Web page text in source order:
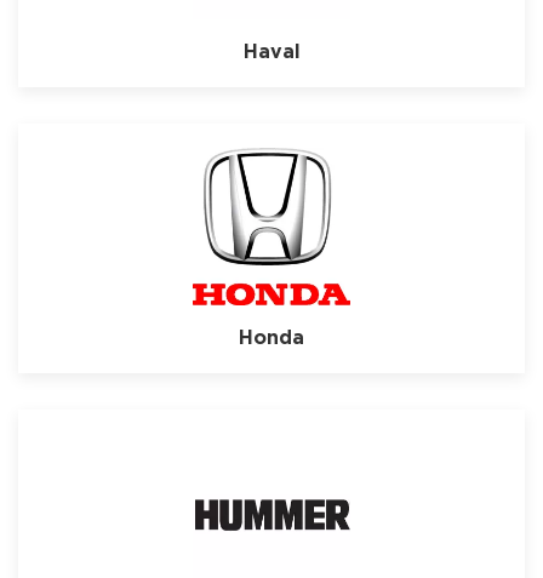
Haval
Honda